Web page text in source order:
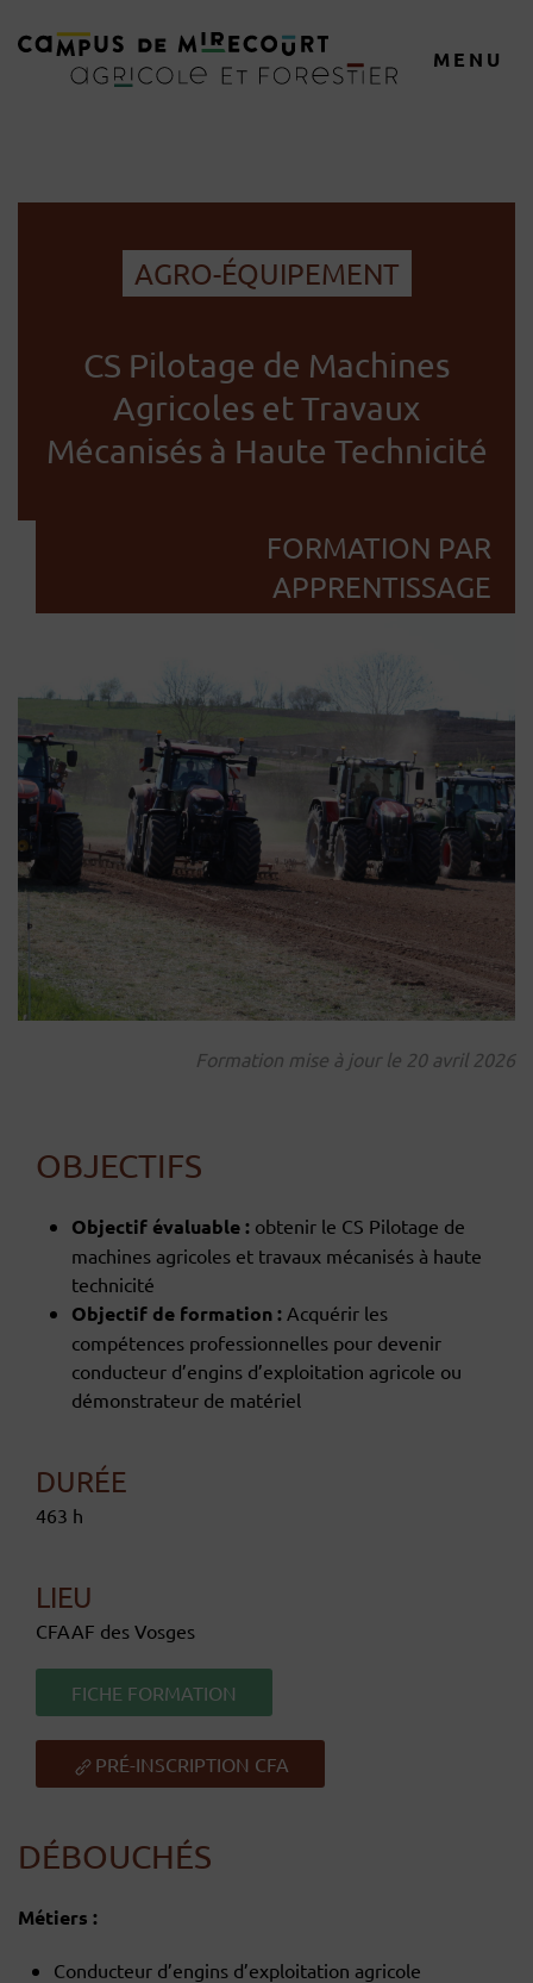
MENU
AGRO-ÉQUIPEMENT
CS Pilotage de Machines
Agricoles et Travaux
Mécanisés à Haute Technicité
FORMATION PAR
APPRENTISSAGE
Formation mise à jour le 20 avril 2026
OBJECTIFS
Objectif évaluable : obtenir le CS Pilotage de
machines agricoles et travaux mécanisés à haute
technicité
Objectif de formation : Acquérir les
compétences professionnelles pour devenir
conducteur d’engins d’exploitation agricole ou
démonstrateur de matériel
DURÉE
463 h
LIEU
CFAAF des Vosges
FICHE FORMATION
PRÉ-INSCRIPTION CFA
DÉBOUCHÉS
Métiers :
Conducteur d’engins d’exploitation agricole